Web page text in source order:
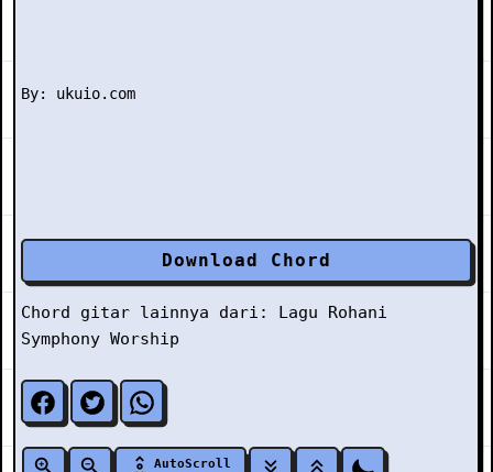
Download Chord
Chord gitar lainnya dari: Lagu Rohani
Symphony Worship
AutoScroll